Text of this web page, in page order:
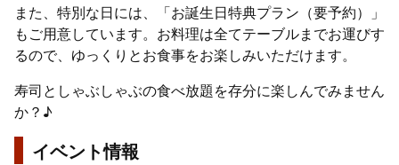
また、特別な日には、「お誕生日特典プラン（要予約）」
もご用意しています。お料理は全てテーブルまでお運びす
るので、ゆっくりとお食事をお楽しみいただけます。
寿司としゃぶしゃぶの食べ放題を存分に楽しんでみません
か？♪
イベント情報